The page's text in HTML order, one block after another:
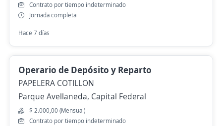
Contrato por tiempo indeterminado
Jornada completa
Hace 7 días
Operario de Depósito y Reparto
PAPELERA COTILLON
Parque Avellaneda, Capital Federal
$ 2.000,00 (Mensual)
Contrato por tiempo indeterminado